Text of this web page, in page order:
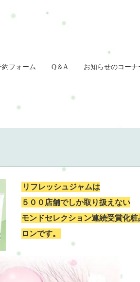
約フォーム Q＆A お知らせのコーナ
リフレッシュジャムは
５００店舗でしか取り扱えない
モンドセレクション連続受賞化
ロンです。